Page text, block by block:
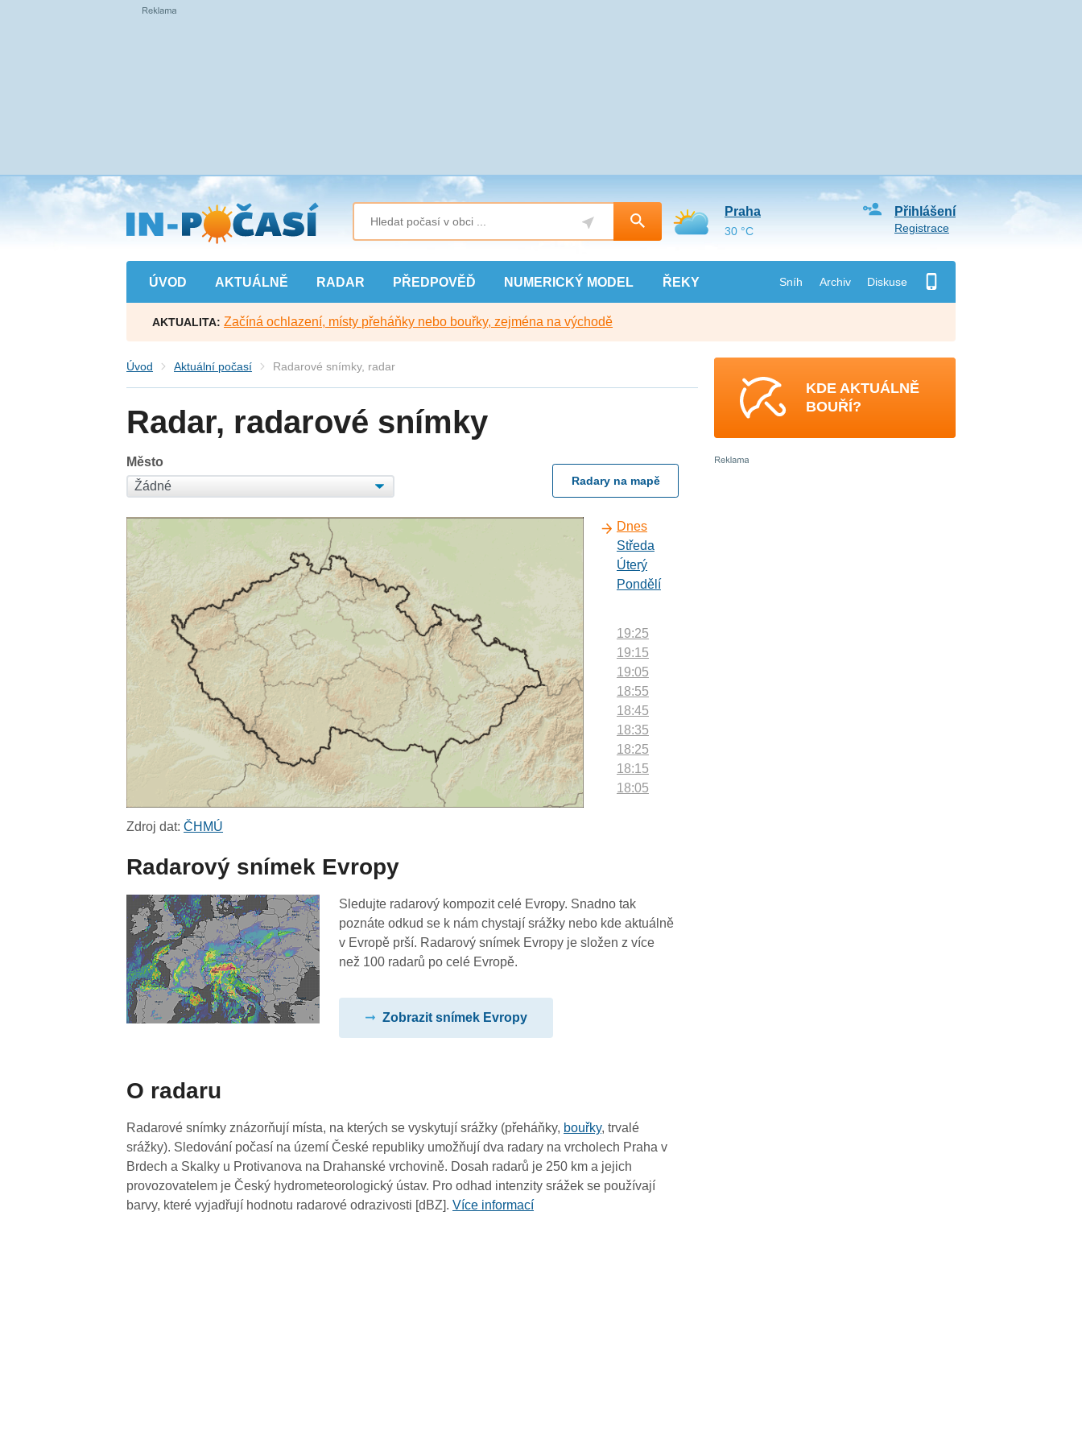
Přejít
na
hlavní
obsah
ÚVOD AKTUÁLNĚ RADAR PŘEDPOVĚĎ NUMERICKÝ MODEL ŘEKY Sníh Archiv Diskuse
Přihlášení
Registrace
Praha
30 °C
AKTUALITA: Začíná ochlazení, místy přeháňky nebo bouřky, zejména na východě
Úvod Aktuální počasí Radarové snímky, radar
Radar, radarové snímky
Město
Radary na mapě
Dnes
Středa
Úterý
Pondělí
19:25
19:15
19:05
18:55
18:45
18:35
18:25
18:15
18:05
17:05
16:55
16:45
15:05
14:55
14:45
14:35
Zdroj dat:ČHMÚ
Radarový snímek Evropy
Sledujte radarový kompozit celé Evropy. Snadno tak
poznáte odkud se k nám chystají srážky nebo kde aktuálně
v Evropě prší. Radarový snímek Evropy je složen z více
než 100 radarů po celé Evropě.
Zobrazit snímek Evropy
O radaru
Radarové snímky znázorňují místa, na kterých se vyskytují srážky (přeháňky, bouřky, trvalé
srážky). Sledování počasí na území České republiky umožňují dva radary na vrcholech Praha v
Brdech a Skalky u Protivanova na Drahanské vrchovině. Dosah radarů je 250 km a jejich
provozovatelem je Český hydrometeorologický ústav. Pro odhad intenzity srážek se používají
barvy, které vyjadřují hodnotu radarové odrazivosti [dBZ].Více informací
KDE AKTUÁLNĚ
BOUŘÍ?